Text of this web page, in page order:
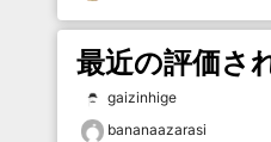
最近の評価さ
gaizinhige
bananaazarasi